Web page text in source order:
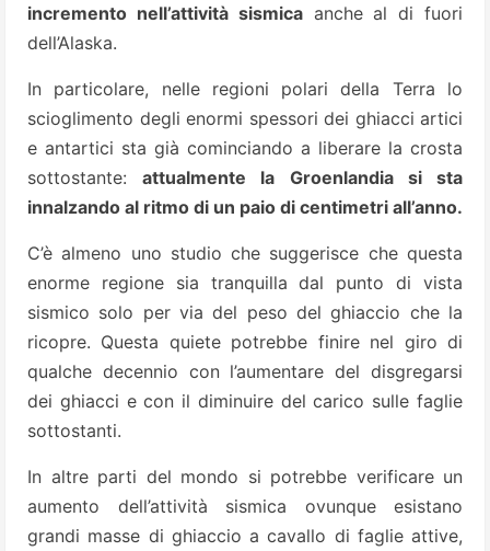
incremento nell’attività sismicaanche al di fuori
dell’Alaska.
In particolare, nelle regioni polari della Terra lo
scioglimento degli enormi spessori dei ghiacci artici
e antartici sta già cominciando a liberare la crosta
sottostante:attualmente la Groenlandia si sta
innalzando al ritmo di un paio di centimetri all’anno.
C’è almeno uno studio che suggerisce che questa
enorme regione sia tranquilla dal punto di vista
sismico solo per via del peso del ghiaccio che la
ricopre. Questa quiete potrebbe finire nel giro di
qualche decennio con l’aumentare del disgregarsi
dei ghiacci e con il diminuire del carico sulle faglie
sottostanti.
In altre parti del mondo si potrebbe verificare un
aumento dell’attività sismica ovunque esistano
grandi masse di ghiaccio a cavallo di faglie attive,